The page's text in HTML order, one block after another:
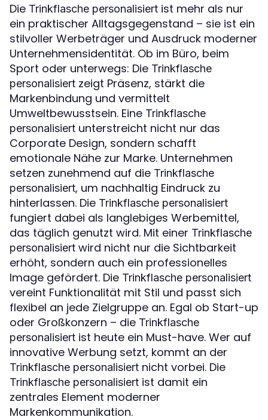
Die Trinkflasche personalisiert ist mehr als nur
ein praktischer Alltagsgegenstand – sie ist ein
stilvoller Werbeträger und Ausdruck moderner
Unternehmensidentität. Ob im Büro, beim
Sport oder unterwegs: Die Trinkflasche
personalisiert zeigt Präsenz, stärkt die
Markenbindung und vermittelt
Umweltbewusstsein. Eine Trinkflasche
personalisiert unterstreicht nicht nur das
Corporate Design, sondern schafft
emotionale Nähe zur Marke. Unternehmen
setzen zunehmend auf die Trinkflasche
personalisiert, um nachhaltig Eindruck zu
hinterlassen. Die Trinkflasche personalisiert
fungiert dabei als langlebiges Werbemittel,
das täglich genutzt wird. Mit einer Trinkflasche
personalisiert wird nicht nur die Sichtbarkeit
erhöht, sondern auch ein professionelles
Image gefördert. Die Trinkflasche personalisiert
vereint Funktionalität mit Stil und passt sich
flexibel an jede Zielgruppe an. Egal ob Start-up
oder Großkonzern – die Trinkflasche
personalisiert ist heute ein Must-have. Wer auf
innovative Werbung setzt, kommt an der
Trinkflasche personalisiert nicht vorbei. Die
Trinkflasche personalisiert ist damit ein
zentrales Element moderner
Markenkommunikation.